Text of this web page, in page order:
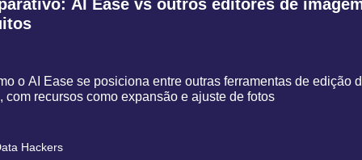
AI Ease vs outros editores de
o AI Ease se posiciona entre outras ferramentas de edição
com recursos como expansão e ajuste de fotos
Hackers